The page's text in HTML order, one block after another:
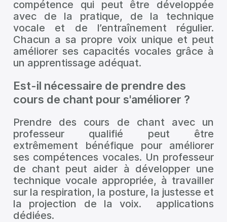
compétence qui peut être développée
avec de la pratique, de la technique
vocale et de l’entraînement régulier.
Chacun a sa propre voix unique et peut
améliorer ses capacités vocales grâce à
un apprentissage adéquat.
Est-il nécessaire de prendre des
cours de chant pour s'améliorer ?
Prendre des cours de chant avec un
professeur qualifié peut être
extrêmement bénéfique pour améliorer
ses compétences vocales. Un professeur
de chant peut aider à développer une
technique vocale appropriée, à travailler
sur la respiration, la posture, la justesse et
la projection de la voix. applications
dédiées.